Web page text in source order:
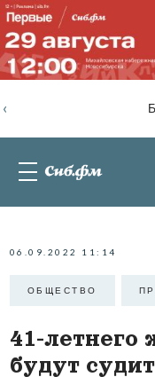
‹
06.09.2022 11:14
ОБЩЕСТВО
41-летнего
будут